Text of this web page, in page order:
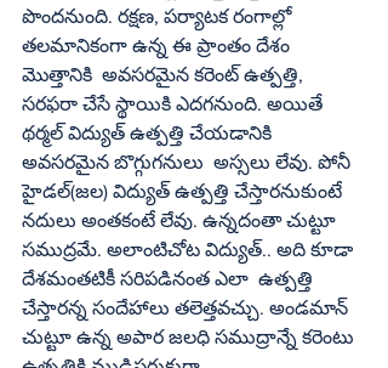
పొందనుంది. రక్షణ, పర్యాటక రంగాల్లో
తలమానికంగా ఉన్న ఈ ప్రాంతం దేశం
మొత్తానికి  అవసరమైన కరెంట్ ఉత్పత్తి,
సరఫరా చేసే స్థాయికి ఎదగనుంది. అయితే
థర్మల్ విద్యుత్ ఉత్పత్తి చేయడానికి
అవసరమైన బొగ్గుగనులు  అస్సలు లేవు. పోనీ
హైడల్(జల) విద్యుత్ ఉత్పత్తి చేస్తారనుకుంటే
నదులు అంతకంటే లేవు. ఉన్నదంతా చుట్టూ
సముద్రమే. అలాంటిచోట విద్యుత్.. అది కూడా
దేశమంతటికీ సరిపడినంత ఎలా  ఉత్పత్తి
చేస్తారన్న సందేహాలు తలెత్తవచ్చు. అండమాన్
చుట్టూ ఉన్న అపార జలధి సముద్రాన్నే కరెంటు